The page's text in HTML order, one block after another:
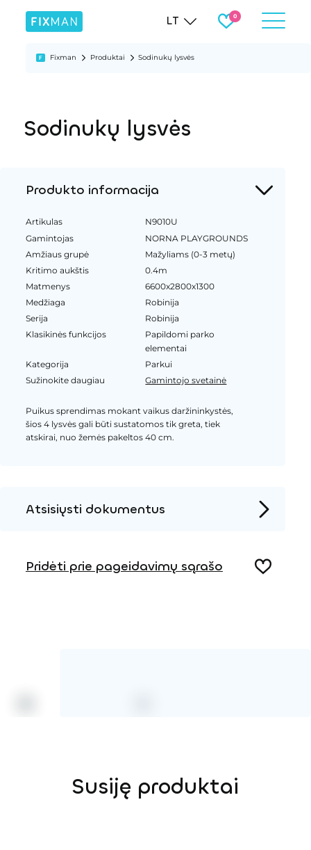
LT
Fixman Produktai Sodinukų lysvės
Sodinukų lysvės
Produkto informacija
Artikulas
N9010U
Gamintojas
NORNA PLAYGROUNDS
Amžiaus grupė
Mažyliams (0-3 metų)
Kritimo aukštis
0.4m
Matmenys
6600x2800x1300
Medžiaga
Robinija
Serija
Robinija
Klasikinės funkcijos
Papildomi parko
elementai
Kategorija
Parkui
Sužinokite daugiau
Gamintojo svetainė
Puikus sprendimas mokant vaikus daržininkystės,
šios 4 lysvės gali būti sustatomos tik greta, tiek
atskirai, nuo žemės pakeltos 40 cm.
Atsisiųsti dokumentus
Pridėti prie pageidavimų sąrašo
Susiję produktai